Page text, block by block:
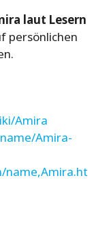
laut Lesern
persönlichen
Amira
Amira-
name,Amira.ht